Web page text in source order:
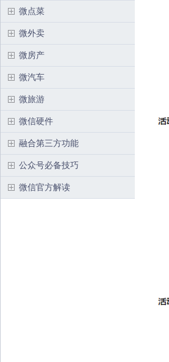
微点菜
微外卖
微房产
微汽车
微旅游
微信硬件
融合第三方功能
公众号必备技巧
微信官方解读